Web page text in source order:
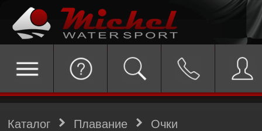
Каталог Плавание Очки